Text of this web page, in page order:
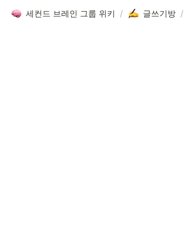
세컨드 브레인 그룹 위키 / 글쓰기방 /